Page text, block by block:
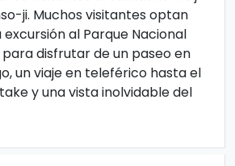
ji. Muchos visitantes optan
al Parque Nacional
disfrutar de un paseo en
un viaje en teleférico hasta el
y una vista inolvidable del